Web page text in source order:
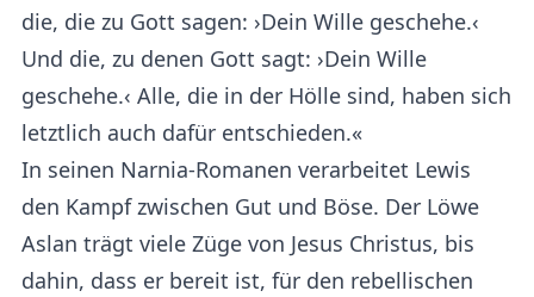
die, die zu Gott sagen: ›Dein Wille geschehe.‹
Und die, zu denen Gott sagt: ›Dein Wille
geschehe.‹ Alle, die in der Hölle sind, haben sich
letztlich auch dafür entschieden.«
In seinen Narnia-Romanen verarbeitet Lewis
den Kampf zwischen Gut und Böse. Der Löwe
Aslan trägt viele Züge von Jesus Christus, bis
dahin, dass er bereit ist, für den rebellischen